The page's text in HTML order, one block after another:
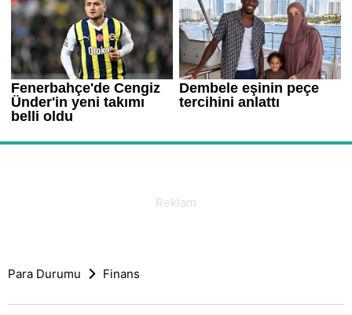
Para Durumu Finans